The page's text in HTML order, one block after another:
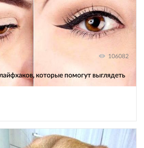
106082
которые помогут выглядеть